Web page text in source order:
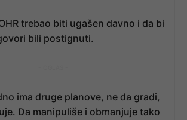
trebao biti ugašen davno i da bi
bili postignuti.
ima druge planove, ne da gradi,
Da manipuliše i obmanjuje tako